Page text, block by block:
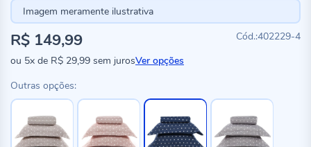
Imagem meramente ilustrativa
402229-4
R$ 149,99
ou 5x de R$ 29,99 sem jurosVer opções
Outras opções: